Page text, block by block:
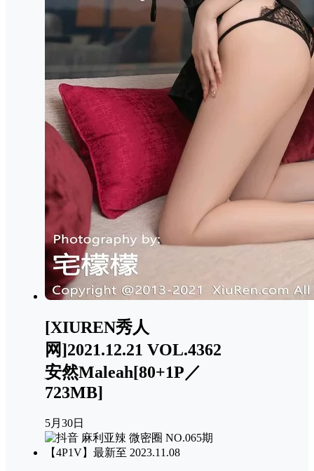
[XIUREN秀人
网]2021.12.21 VOL.4362
安然Maleah[80+1P／
723MB]
5月30日